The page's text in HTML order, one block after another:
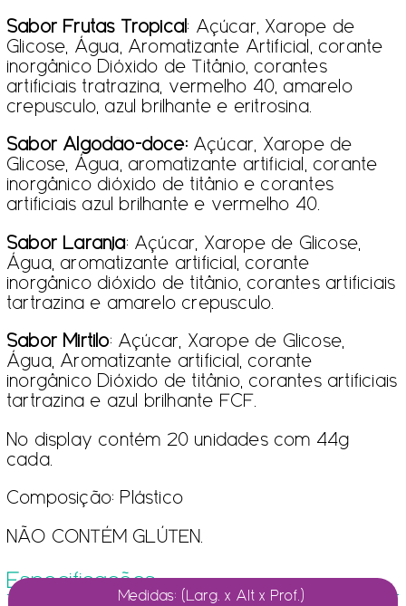
Sabor Frutas Tropical: Açúcar, Xarope de
Glicose, Água, Aromatizante Artificial, corante
inorgânico Dióxido de Titânio, corantes
artificiais tratrazina, vermelho 40, amarelo
crepusculo, azul brilhante e eritrosina.
Sabor Algodão-doce: Açúcar, Xarope de
Glicose, Água, aromatizante artificial, corante
inorgânico dióxido de titânio e corantes
artificiais azul brilhante e vermelho 40.
Sabor Laranja: Açúcar, Xarope de Glicose,
Água, aromatizante artificial, corante
inorgânico dióxido de titânio, corantes artificiais
tartrazina e amarelo crepusculo.
Sabor Mirtilo: Açúcar, Xarope de Glicose,
Água, Aromatizante artificial, corante
inorgânico Dióxido de titânio, corantes artificiais
tartrazina e azul brilhante FCF.
No display contém 20 unidades com 44g
cada.
Composição: Plástico
NÃO CONTÉM GLÚTEN.
Especificações
Medidas: (Larg. x Alt x Prof.)